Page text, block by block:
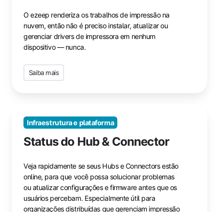
O ezeep renderiza os trabalhos de impressão na
nuvem, então não é preciso instalar, atualizar ou
gerenciar drivers de impressora em nenhum
dispositivo — nunca.
Saiba mais
Infraestrutura e plataforma
Status do Hub & Connector
Veja rapidamente se seus Hubs e Connectors estão
online, para que você possa solucionar problemas
ou atualizar configurações e firmware antes que os
usuários percebam. Especialmente útil para
organizações distribuídas que gerenciam impressão